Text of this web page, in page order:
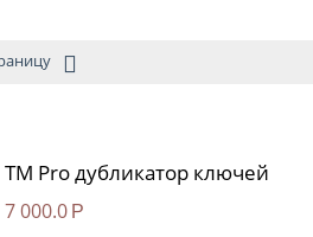
TM Pro дубликатор ключей
7 000.0 Р